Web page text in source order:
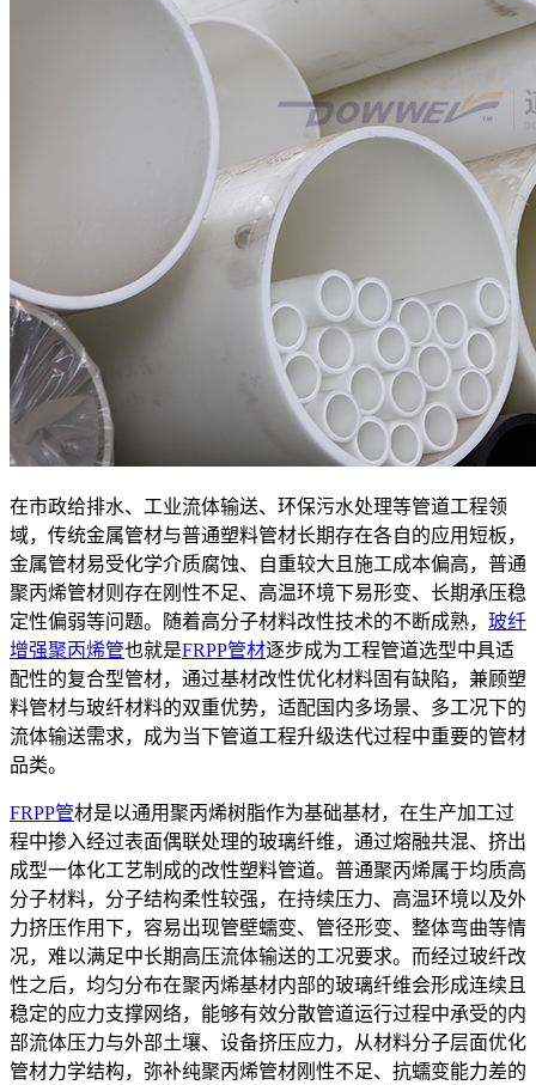
在市政给排水、工业流体输送、环保污水处理等管道工程领
域，传统金属管材与普通塑料管材长期存在各自的应用短板，
金属管材易受化学介质腐蚀、自重较大且施工成本偏高，普通
聚丙烯管材则存在刚性不足、高温环境下易形变、长期承压稳
定性偏弱等问题。随着高分子材料改性技术的不断成熟， 玻纤
增强聚丙烯管也就是FRPP管材逐步成为工程管道选型中具适
配性的复合型管材，通过基材改性优化材料固有缺陷，兼顾塑
料管材与玻纤材料的双重优势，适配国内多场景、多工况下的
流体输送需求，成为当下管道工程升级迭代过程中重要的管材
品类。
FRPP管材是以通用聚丙烯树脂作为基础基材，在生产加工过
程中掺入经过表面偶联处理的玻璃纤维，通过熔融共混、挤出
成型一体化工艺制成的改性塑料管道。普通聚丙烯属于均质高
分子材料，分子结构柔性较强，在持续压力、高温环境以及外
力挤压作用下，容易出现管壁蠕变、管径形变、整体弯曲等情
况，难以满足中长期高压流体输送的工况要求。而经过玻纤改
性之后，均匀分布在聚丙烯基材内部的玻璃纤维会形成连续且
稳定的应力支撑网络，能够有效分散管道运行过程中承受的内
部流体压力与外部土壤、设备挤压应力，从材料分子层面优化
管材力学结构，弥补纯聚丙烯管材刚性不足、抗蠕变能力差的